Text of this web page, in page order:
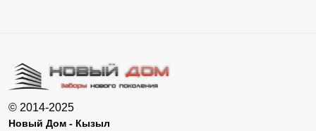
© 2014-2025
Новый Дом - Кызыл